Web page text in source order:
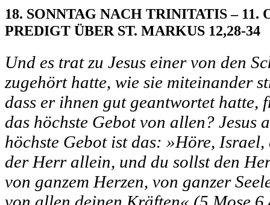
18. SONNTAG NACH TRINITATIS – 11.
PREDIGT ÜBER ST. MARKUS 12,28-34
Und es trat zu Jesus einer von den
zugehört hatte, wie sie miteinander
dass er ihnen gut geantwortet hatte,
das höchste Gebot von allen? Jesus
höchste Gebot ist das: »Höre,
der Herr allein, und du sollst den
von ganzem Herzen, von ganzer